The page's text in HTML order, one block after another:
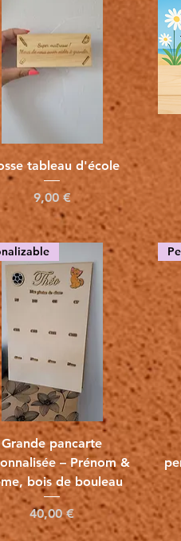
Vista rápida
tableau d'école
Precio
9,00 €
Vista rápida
Grande pancarte
– Prénom &
bois de bouleau
Precio
40,00 €